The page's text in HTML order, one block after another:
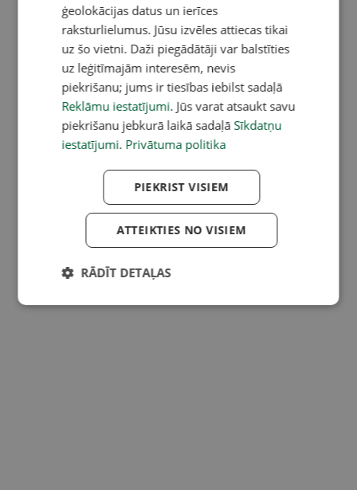
ģeolokācijas datus un ierīces
raksturlielumus. Jūsu izvēles attiecas tikai
uz šo vietni. Daži piegādātāji var balstīties
uz leģitīmajām interesēm, nevis
piekrišanu; jums ir tiesības iebilst sadaļā
Reklāmu iestatījumi. Jūs varat atsaukt savu
piekrišanu jebkurā laikā sadaļā Sīkdatņu
iestatījumi. Privātuma politika
PIEKRIST VISIEM
ATTEIKTIES NO VISIEM
RĀDĪT DETAĻAS